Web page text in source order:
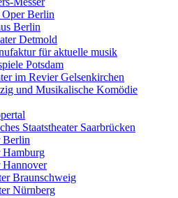
Berlin
Berlin
Detmold
für aktuelle musik
Potsdam
im Revier Gelsenkirchen
und Musikalische Komödie
Staatstheater Saarbrücken
Berlin
Hamburg
Hannover
Braunschweig
Nürnberg